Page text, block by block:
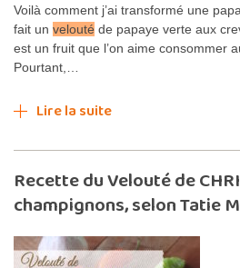
Voilà comment j’ai transformé une
fait un velouté de papaye verte aux
est un fruit que l’on aime consommer
Pourtant,…
Lire la suite
Recette du Velouté de
champignons, selon Tatie